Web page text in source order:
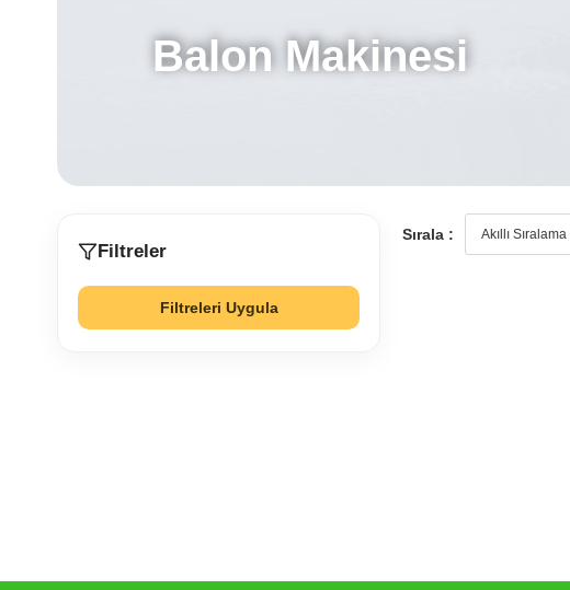
Balon Makinesi
Filtreler
Filtreleri Uygula
Sırala :